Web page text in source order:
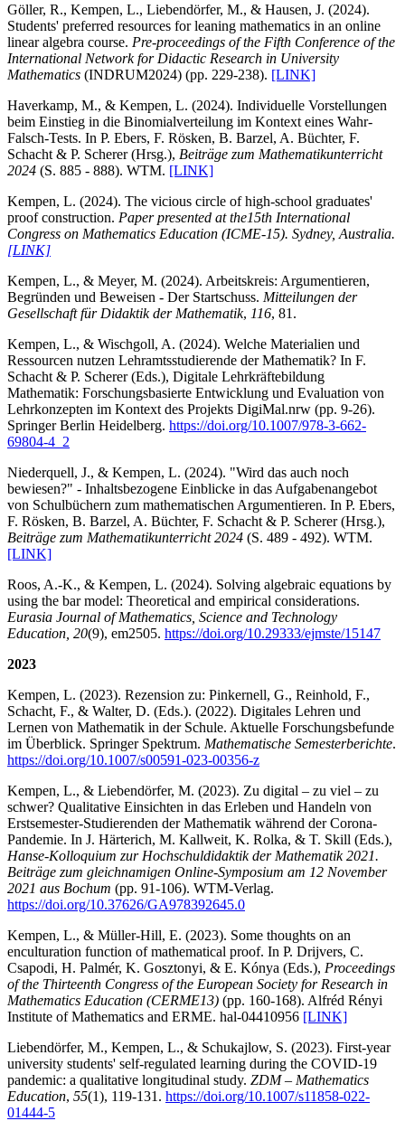
Göller, R., Kempen, L., Liebendörfer, M., & Hausen, J. (2024).
Students' preferred resources for leaning mathematics in an online
linear algebra course. Pre-proceedings of the Fifth Conference of the
International Network for Didactic Research in University
Mathematics (INDRUM2024) (pp. 229-238). [LINK]
Haverkamp, M., & Kempen, L. (2024). Individuelle Vorstellungen
beim Einstieg in die Binomialverteilung im Kontext eines Wahr-
Falsch-Tests. In P. Ebers, F. Rösken, B. Barzel, A. Büchter, F.
Schacht & P. Scherer (Hrsg.), Beiträge zum Mathematikunterricht
2024 (S. 885 - 888). WTM. [LINK]
Kempen, L. (2024). The vicious circle of high-school graduates'
proof construction. Paper presented at the15th International
Congress on Mathematics Education (ICME-15). Sydney, Australia.
[LINK]
Kempen, L., & Meyer, M. (2024). Arbeitskreis: Argumentieren,
Begründen und Beweisen - Der Startschuss. Mitteilungen der
Gesellschaft für Didaktik der Mathematik, 116, 81.
Kempen, L., & Wischgoll, A. (2024). Welche Materialien und
Ressourcen nutzen Lehramtsstudierende der Mathematik? In F.
Schacht & P. Scherer (Eds.), Digitale Lehrkräftebildung
Mathematik: Forschungsbasierte Entwicklung und Evaluation von
Lehrkonzepten im Kontext des Projekts DigiMal.nrw (pp. 9-26).
Springer Berlin Heidelberg. https://doi.org/10.1007/978-3-662-
69804-4_2
Niederquell, J., & Kempen, L. (2024). "Wird das auch noch
bewiesen?" - Inhaltsbezogene Einblicke in das Aufgabenangebot
von Schulbüchern zum mathematischen Argumentieren. In P. Ebers,
F. Rösken, B. Barzel, A. Büchter, F. Schacht & P. Scherer (Hrsg.),
Beiträge zum Mathematikunterricht 2024 (S. 489 - 492). WTM.
[LINK]
Roos, A.-K., & Kempen, L. (2024). Solving algebraic equations by
using the bar model: Theoretical and empirical considerations.
Eurasia Journal of Mathematics, Science and Technology
Education, 20(9), em2505. https://doi.org/10.29333/ejmste/15147
2023
Kempen, L. (2023). Rezension zu: Pinkernell, G., Reinhold, F.,
Schacht, F., & Walter, D. (Eds.). (2022). Digitales Lehren und
Lernen von Mathematik in der Schule. Aktuelle Forschungsbefunde
im Überblick. Springer Spektrum. Mathematische Semesterberichte.
https://doi.org/10.1007/s00591-023-00356-z
Kempen, L., & Liebendörfer, M. (2023). Zu digital – zu viel – zu
schwer? Qualitative Einsichten in das Erleben und Handeln von
Erstsemester-Studierenden der Mathematik während der Corona-
Pandemie. In J. Härterich, M. Kallweit, K. Rolka, & T. Skill (Eds.),
Hanse-Kolloquium zur Hochschuldidaktik der Mathematik 2021.
Beiträge zum gleichnamigen Online-Symposium am 12 November
2021 aus Bochum (pp. 91-106). WTM-Verlag.
https://doi.org/10.37626/GA978392645.0
Kempen, L., & Müller-Hill, E. (2023). Some thoughts on an
enculturation function of mathematical proof. In P. Drijvers, C.
Csapodi, H. Palmér, K. Gosztonyi, & E. Kónya (Eds.), Proceedings
of the Thirteenth Congress of the European Society for Research in
Mathematics Education (CERME13) (pp. 160-168). Alfréd Rényi
Institute of Mathematics and ERME. hal-04410956 [LINK]
Liebendörfer, M., Kempen, L., & Schukajlow, S. (2023). First-year
university students' self-regulated learning during the COVID-19
pandemic: a qualitative longitudinal study. ZDM – Mathematics
Education, 55(1), 119-131. https://doi.org/10.1007/s11858-022-
01444-5